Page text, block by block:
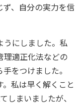
、自分の実力を信
うにしました。私
理適正化法などの
をつけました。
私は早く解くこと
しまいましたが、